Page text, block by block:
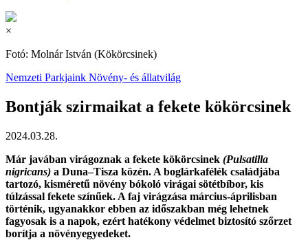
×
Fotó: Molnár István (Kökörcsinek)
Nemzeti Parkjaink Növény- és állatvilág
Bontják szirmaikat a fekete kökörcsinek
2024.03.28.
Már javában virágoznak a fekete kökörcsinek (Pulsatilla
nigricans) a Duna–Tisza közén. A boglárkafélék családjába
tartozó, kisméretű növény bókoló virágai sötétbíbor, kis
túlzással fekete színűek. A faj virágzása március-áprilisban
történik, ugyanakkor ebben az időszakban még lehetnek
fagyosak is a napok, ezért hatékony védelmet biztosító szőrzet
borítja a növényegyedeket.